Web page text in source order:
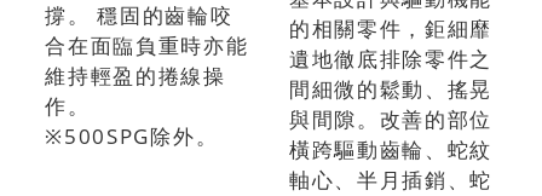
撐。 穩固的齒輪咬
合在面臨負重時亦能
維持輕盈的捲線操
作。
※500SPG除外。
的相關零件，鉅細靡
遺地徹底排除零件之
間細微的鬆動、搖晃
與間隙。改善的部位
橫跨驅動齒輪、蛇紋
軸心、半月插銷、蛇